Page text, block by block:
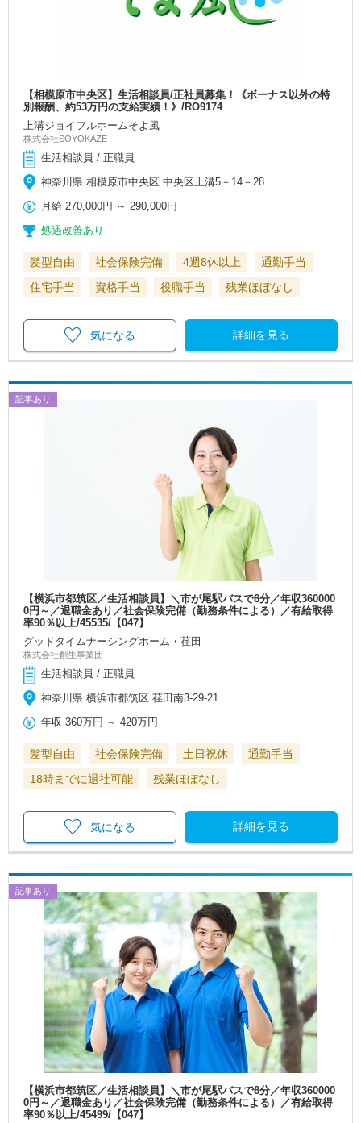
【相模原市中央区】生活相談員/正社員募集！《ボーナス以外の特
別報酬、約53万円の支給実績！》/RO9174
上溝ジョイフルホームそよ風
株式会社SOYOKAZE
生活相談員 / 正職員
神奈川県 相模原市中央区 中央区上溝5－14－28
月給 270,000円 ～ 290,000円
処遇改善あり
髪型自由 社会保険完備 4週8休以上
通勤手当
住宅手当
資格手当 役職手当 残業ほぼなし
詳細を見る
気になる
記事あり
【横浜市都筑区／生活相談員】＼市が尾駅バスで8分／年収360000
0円～／退職金あり／社会保険完備（勤務条件による）／有給取得
率90％以上/45535/【047】
グッドタイムナーシングホーム・荏田
株式会社創生事業団
生活相談員 / 正職員
神奈川県 横浜市都筑区 荏田南3-29-21
年収 360万円 ～420万円
髪型自由 社会保険完備 土日祝休
通勤手当
18時までに退社可能
残業ほぼなし
詳細を見る
気になる
記事あり
【横浜市都筑区／生活相談員】＼市が尾駅バスで8分／年収360000
0円～／退職金あり／社会保険完備（勤務条件による）／有給取得
率90％以上/45499/【047】